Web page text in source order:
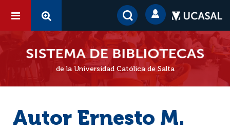
de la Universidad Católica de Salta
Autor Ernesto M.